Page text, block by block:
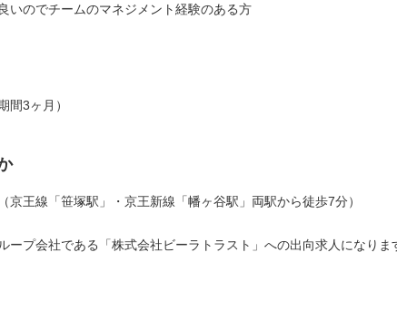
いのでチームのマネジメント経験のある方
間3ヶ月）
京王線「笹塚駅」・京王新線「幡ヶ谷駅」両駅から徒歩7分）
ープ会社である「株式会社ビーラトラスト」への出向求人になりま